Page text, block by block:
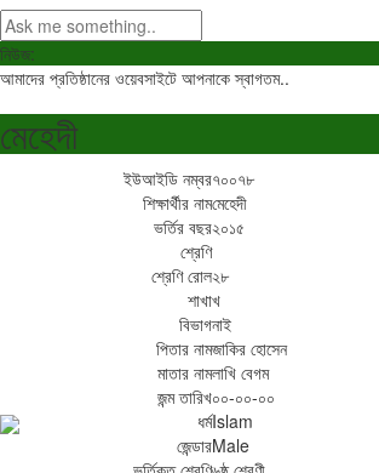
নিউজ:
আমাদের প্রতিষ্ঠানের ওয়েবসাইটে আপনাকে স্বাগতম..
মেহেদী
ইউআইডি নম্বর৭০০৭৮
শিক্ষার্থীর নামমেহেদী
ভর্তির বছর২০১৫
শ্রেণি
শ্রেণি রোল২৮
শাখাখ
বিভাগনাই
পিতার নামজাকির হোসেন
মাতার নামলাখি বেগম
জন্ম তারিখ০০-০০-০০
ধর্মIslam
জেন্ডারMale